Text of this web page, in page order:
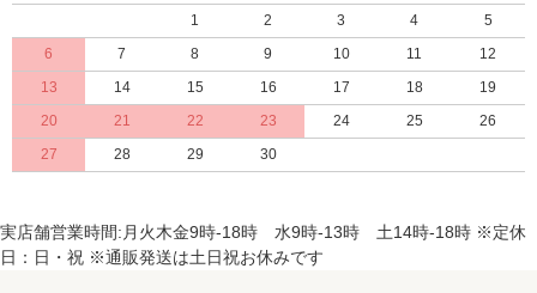
1
2 3 4
5
6
7 8 9 10 11
12
13
14 15 16 17 18
19
20
21 22 23 24 25
26
27
28 29 30
実店舗営業時間:月火木金9時-18時 水9時-13時 土14時-18時 ※定休
日：日・祝 ※通販発送は土日祝お休みです